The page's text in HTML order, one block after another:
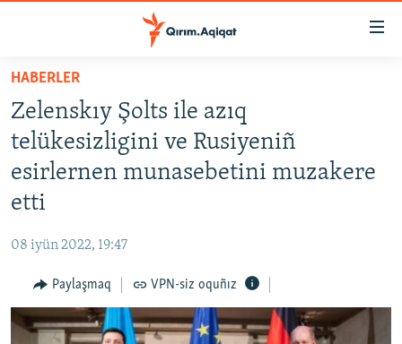
Esas
qaytmaq
Baş
navigatsiyağa
qaytmaq
Qıdıruvğa
HABERLER
SİYASET
İQTİSADİYAT
CEMİYET
İNSAN AQLARI
VİDEO
SÜRET
HABERLER
Zelenskıy Şolts ile azıq
telükesizligini ve Rusiyeniñ
esirlernen munasebetini muzakere
etti
08 iyün 2022, 19:47
Paylaşmaq VPN-siz oquñız